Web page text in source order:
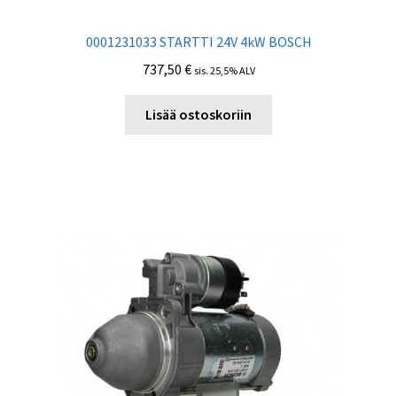
0001231033 STARTTI 24V 4kW BOSCH
737,50 € sis. 25,5% ALV
Lisää ostoskoriin